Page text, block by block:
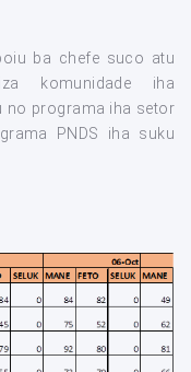
ba chefe suco atu
komunidade iha
no programa iha setor
PNDS iha suku